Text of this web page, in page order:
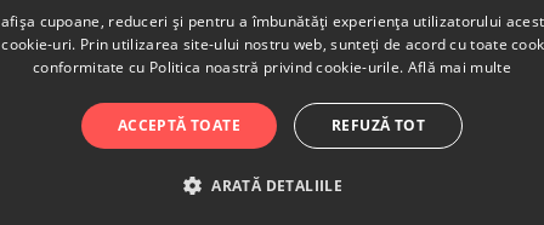
500
cupoane, reduceri și pentru a îmbunătăți experiența utilizatorului
uri. Prin utilizarea site-ului nostru web, sunteți de acord cu toate
conformitate cu Politica noastră privind cookie-urile. Află mai multe
ACCEPTĂ TOATE REFUZĂ TOT
ARATĂ DETALIILE